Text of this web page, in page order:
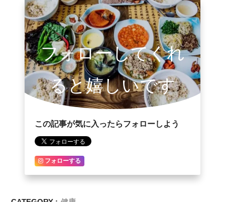
フォローしてくれ
ると嬉しいです
この記事が気に入ったらフォローしよう
フォローする